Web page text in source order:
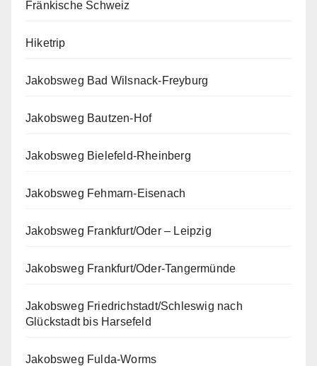
Fränkische Schweiz
Hiketrip
Jakobsweg Bad Wilsnack-Freyburg
Jakobsweg Bautzen-Hof
Jakobsweg Bielefeld-Rheinberg
Jakobsweg Fehmarn-Eisenach
Jakobsweg Frankfurt/Oder – Leipzig
Jakobsweg Frankfurt/Oder-Tangermünde
Jakobsweg Friedrichstadt/Schleswig nach
Glückstadt bis Harsefeld
Jakobsweg Fulda-Worms